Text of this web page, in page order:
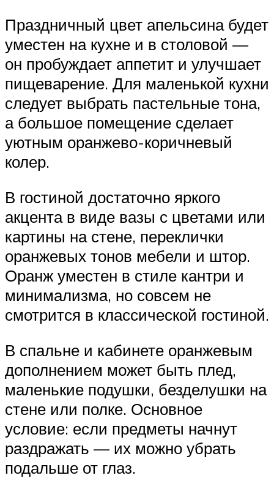
Праздничный цвет апельсина будет
уместен на кухне и в столовой —
он пробуждает аппетит и улучшает
пищеварение. Для маленькой кухни
следует выбрать пастельные тона,
а большое помещение сделает
уютным оранжево-коричневый
колер.
В гостиной достаточно яркого
акцента в виде вазы с цветами или
картины на стене, переклички
оранжевых тонов мебели и штор.
Оранж уместен в стиле кантри и
минимализма, но совсем не
смотрится в классической гостиной.
В спальне и кабинете оранжевым
дополнением может быть плед,
маленькие подушки, безделушки на
стене или полке. Основное
условие: если предметы начнут
раздражать — их можно убрать
подальше от глаз.